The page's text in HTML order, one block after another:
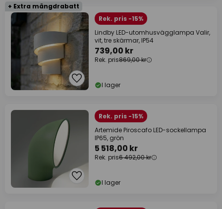
+ Extra mängdrabatt
Rek. pris -15%
Lindby LED-utomhusvägglampa Valir,
vit, tre skärmar, IP54
739,00 kr
Rek. pris869,00 kr
I lager
Rek. pris -15%
Artemide Piroscafo LED-sockellampa
IP65, grön
5 518,00 kr
Rek. pris6 492,00 kr
I lager